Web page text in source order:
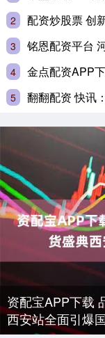
2
配资炒股票 创新永续·微
3
铭恩配资平台 河南第二
4
金点配资APP下载 楹联
5
翻翻配资 快讯：恒指低开
资配宝APP下载
西安站全面引爆